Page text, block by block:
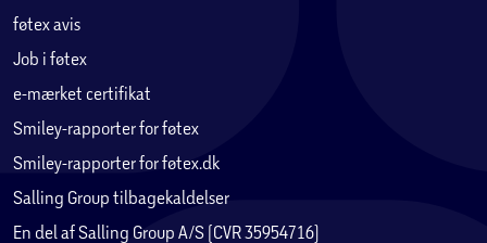
føtex avis
Job i føtex
e-mærket certifikat
Smiley-rapporter for føtex
Smiley-rapporter for føtex.dk
Salling Group tilbagekaldelser
En del af Salling Group A/S (CVR 35954716)